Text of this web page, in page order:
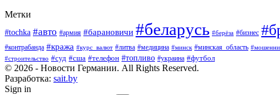
Метки
#tochka #авто #армия #барановичи #беларусь #берёза #бизнес
#контрабанда #кража #курс_валют #литва #медицина #минск #минская_область
#строительство #суд #сша #телефон #топливо #украина #футбол
© 2026 - Новости Германии. All Rights Reserved.
Разработка: sait.by
Sign in